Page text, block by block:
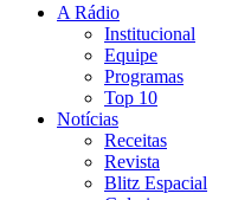
A Rádio
Institucional
Equipe
Programas
Top 10
Notícias
Receitas
Revista
Blitz Espacial